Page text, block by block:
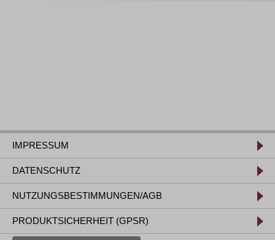
IMPRESSUM
DATENSCHUTZ
NUTZUNGSBESTIMMUNGEN/AGB
PRODUKTSICHERHEIT (GPSR)